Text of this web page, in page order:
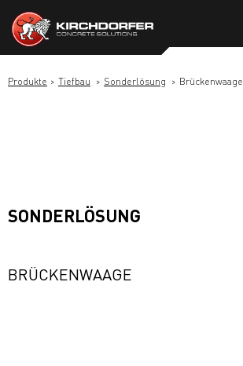
Inhalt
springen
Produkte Tiefbau Sonderlösung Brückenwaage
SONDERLÖSUNG
BRÜCKENWAAGE